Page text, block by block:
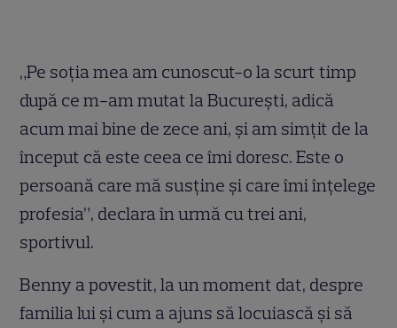
„Pe soția mea am cunoscut-o la scurt timp
după ce m-am mutat la București, adică
acum mai bine de zece ani, şi am simțit de la
început că este ceea ce îmi doresc. Este o
persoană care mă susține și care îmi înțelege
profesia”, declara în urmă cu trei ani,
sportivul.
Benny a povestit, la un moment dat, despre
familia lui și cum a ajuns să locuiască și să